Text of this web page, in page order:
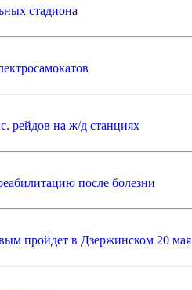
стадиона
рейдов на ж/д станциях
после болезни
пройдет в Дзержинском 20 мая